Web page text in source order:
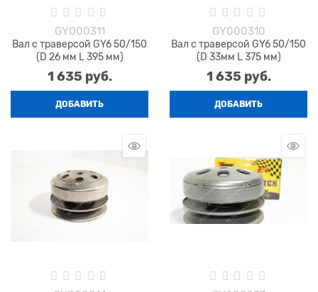
GY000311
Вал с траверсой GY6 50/150
(D 26 мм L 395 мм)
1 635 руб.
ДОБАВИТЬ
GY000310
Вал с траверсой GY6 50/150
(D 33мм L 375 мм)
1 635 руб.
ДОБАВИТЬ